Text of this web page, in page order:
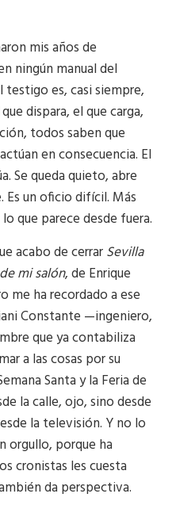
mis años de
ningún manual del
testigo es, casi siempre,
dispara, el que carga,
todos saben que
en consecuencia. El
Se queda quieto, abre
Es un oficio difícil. Más
que parece desde fuera.
acabo de cerrarSevilla
mi salón, de Enrique
me ha recordado a ese
Constante —ingeniero,
que ya contabiliza
a las cosas por su
Santa y la Feria de
la calle, ojo, sino desde
la televisión. Y no lo
orgullo, porque ha
cronistas les cuesta
da perspectiva.